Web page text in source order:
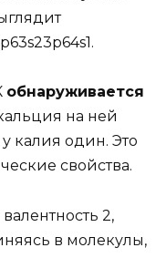
обнаруживается
на ней
калия один. Это
свойства.
2,
в молекулы,